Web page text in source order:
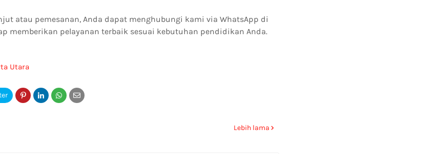
atau pemesanan, Anda dapat menghubungi kami via WhatsApp di
memberikan pelayanan terbaik sesuai kebutuhan pendidikan Anda.
Utara
Lebih lama